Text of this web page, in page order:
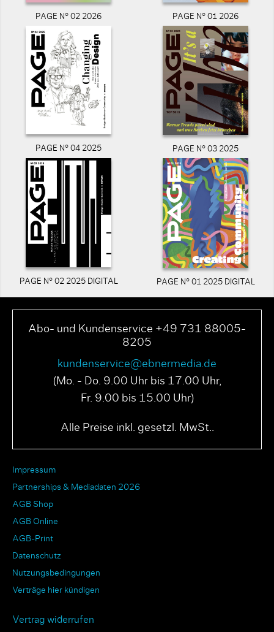
PAGE N° 02 2026 PAGE N° 01 2026
PAGE N° 04 2025 PAGE N° 03 2025
PAGE N° 02 2025 DIGITAL PAGE N° 01 2025 DIGITAL
Abo- und Kundenservice +49 731 88005-
8205
kundenservice@ebnermedia.de
(Mo. - Do. 9.00 Uhr bis 17.00 Uhr,
Fr. 9.00 bis 15.00 Uhr)
Alle Preise inkl. gesetzl. MwSt..
Impressum
Partnerships & Mediadaten 2026
AGB Shop
AGB Online
AGB-Print
Datenschutz
Nutzungsbedingungen
Verträge hier kündigen
Vertrag widerrufen